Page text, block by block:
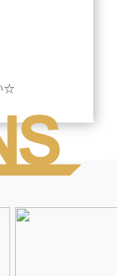
☆